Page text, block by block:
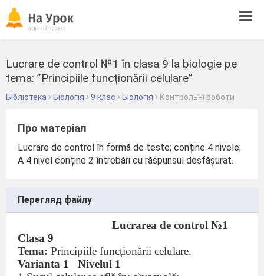
Lucrare de control №1 în clasa 9 la biologie pe
tema: ”Principiile funcționării celulare”
Бібліотека Біологія 9 клас Біологія Контрольні роботи
Про матеріал
Lucrare de control în formă de teste; conține 4 nivele;
A 4 nivel conține 2 întrebări cu răspunsul desfășurat.
Перегляд файлу
Lucrarea de control №1
Clasa 9
Tema: Principiile funcționării celulare.
Varianta 1
Nivelul 1